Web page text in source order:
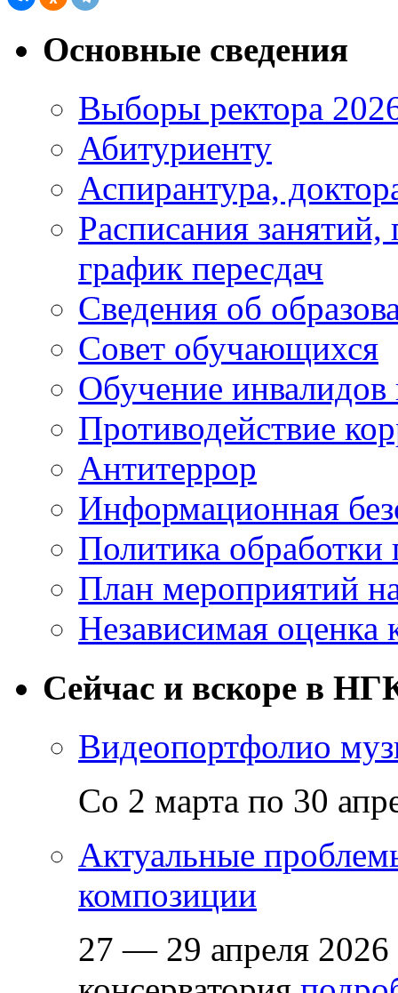
Основные сведения
Выборы ректора
Абитуриенту
Аспирантура,
Расписания
график пересдач
Сведения об
Совет обучающихся
Обучение
Противодействие
Антитеррор
Информационная
Политика
План мероприятий
Независимая оценка
Сейчас и вскоре в
Видеопортфолио
Со 2 марта по 30
Актуальные
композиции
27 — 29 апреля 2026